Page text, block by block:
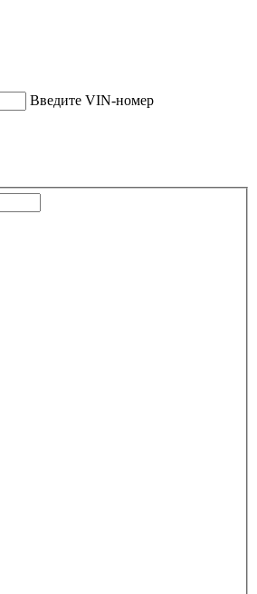
Введите VIN-номер